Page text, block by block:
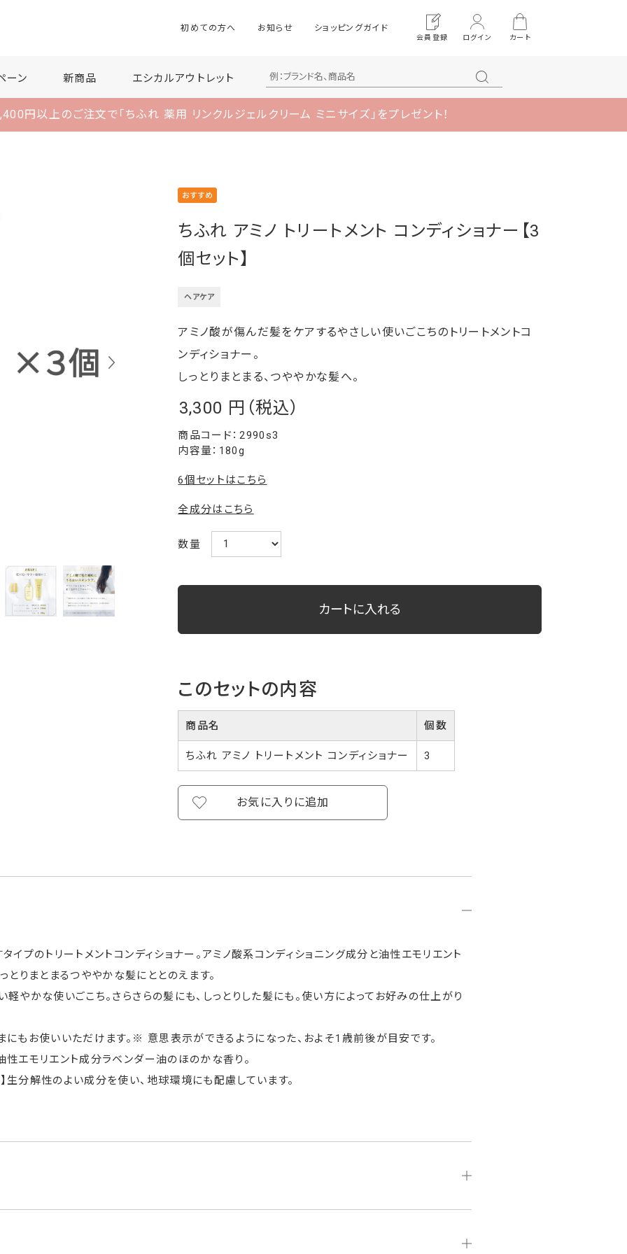
初めての方へ お知らせ ショッピングガイド
会員登録 ログイン カート
ーン 新商品 エシカルアウトレット
円以上のご注文で 「ちふれ 薬用 リンクルジェルクリーム ミニサイズ」をプレゼント！
ヘアケア
ちふれ アミノ トリートメント コンディショナー【3
個セット】
3,300
2990s3
アミノ酸が傷んだ髪をケアするやさしい使いごこちのトリートメントコ
ンディショナー。
しっとりまとまる、つややかな髪へ。
内容量：180g
6個セットはこちら
全成分はこちら
数量
カートに入れる
このセットの内容
商品名 個数
ちふれ アミノ トリートメント コンディショナー 3
お気に入りに追加
イプのトリートメントコンディショナー。アミノ酸系コンディショニング成分と油性エモリエント
とりまとまるつややかな髪にととのえます。
軽やかな使いごこち。さらさらの髪にも、しっとりした髪にも。使い方によってお好みの仕上がり
にもお使いいただけます。※ 意思表示ができるようになった、およそ1歳前後が目安です。
性エモリエント成分ラベンダー油のほのかな香り。
生分解性のよい成分を使い、地球環境にも配慮しています。